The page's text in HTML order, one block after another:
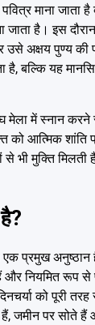
माना जाता
जाता है। इस
उसे अक्षय पुण्य की
है, बल्कि यह
मेला में स्नान करने
को आत्मिक
से भी मुक्ति
एक प्रमुख
नियमित रूप से
को पूरी
जमीन पर सोते हैं